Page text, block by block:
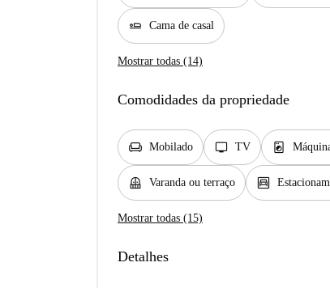
airline_seat_flat Cama de casal
Mostrar todas (14)
Comodidades da propriedade
chair Mobilado tv TV local_laundry_service
balcony Varanda ou terraço garage
Mostrar todas (15)
Detalhes